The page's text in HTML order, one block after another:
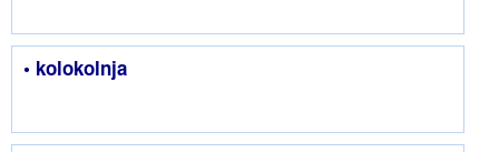
• kolokolnja